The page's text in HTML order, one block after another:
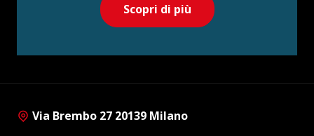
Scopri di più
Via Brembo 27 20139 Milano